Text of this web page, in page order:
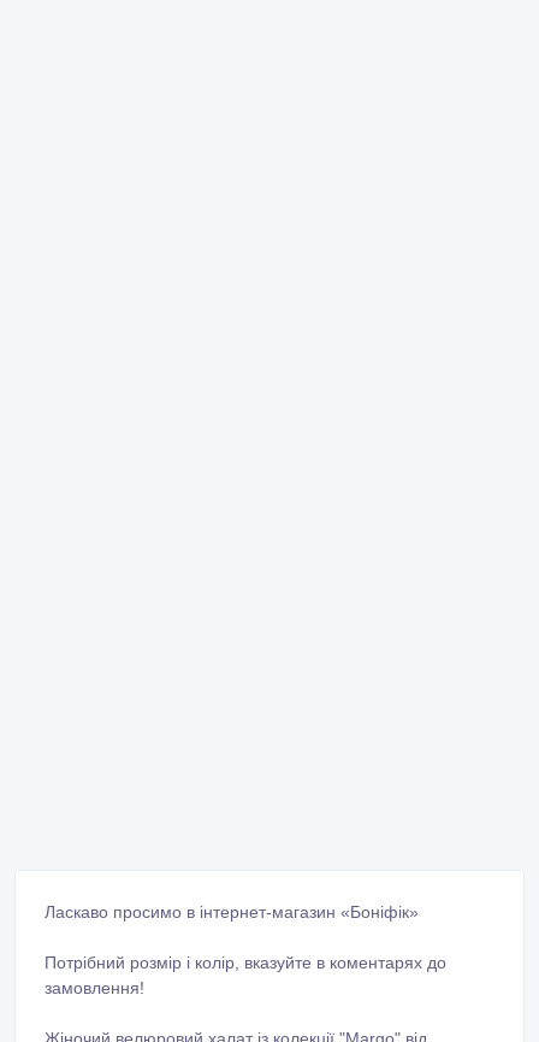
Ласкаво просимо в інтернет-магазин «Боніфік»
Потрібний розмір і колір, вказуйте в коментарях до
замовлення!